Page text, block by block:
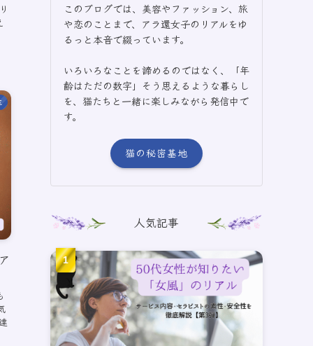
このブログでは、美容やファッション、旅
や恋のことまで、アラ還女子のリアルをゆ
るっと本音で綴っています。
いろいろなことを諦めるのではなく、「年
齢はただの数字」そう思えるような暮らし
を、猫たちと一緒に楽しみながら発信中で
す。
猫の秘密基地
人気記事